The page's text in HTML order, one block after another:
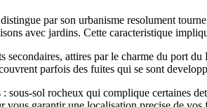
par son urbanisme resolument
avec jardins. Cette caracteristique
attires par le charme du port
parfois des fuites qui se sont
sol rocheux qui complique certaines